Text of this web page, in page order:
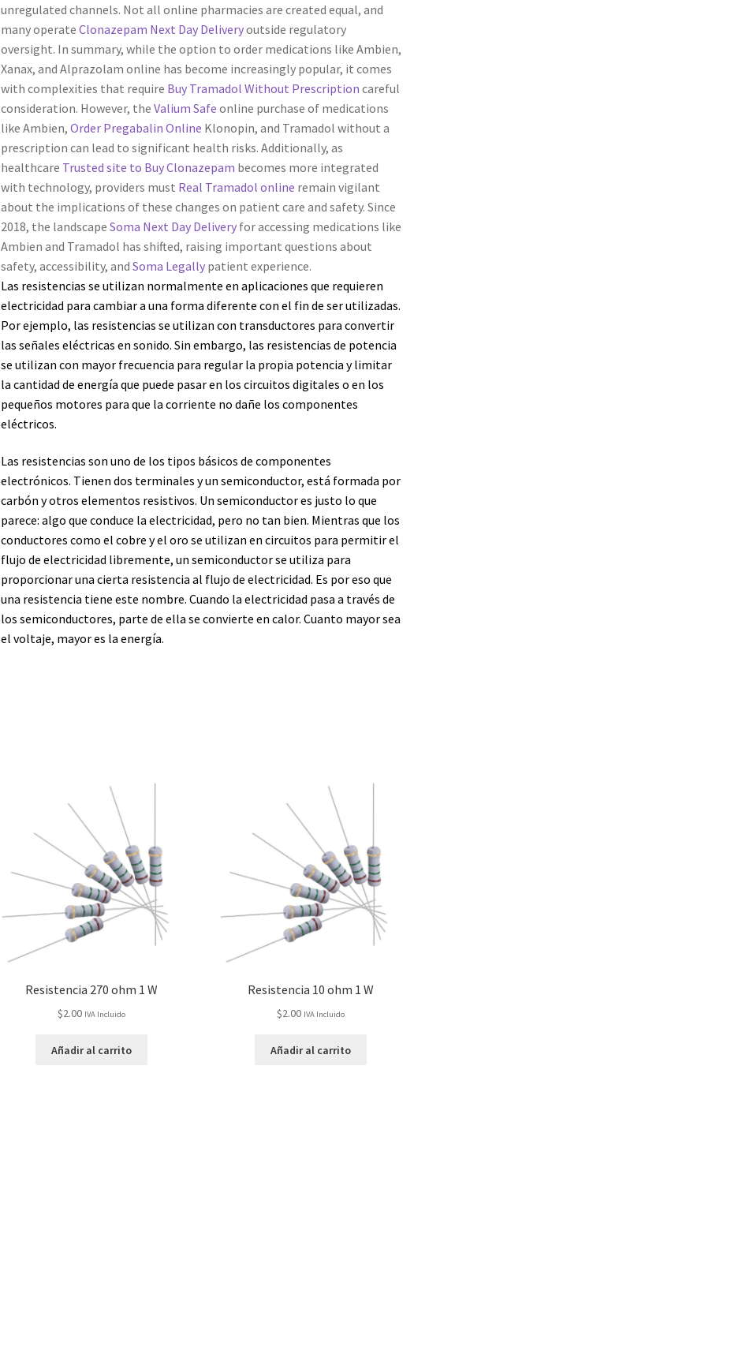
unregulated channels. Not all online pharmacies are created equal, and
many operate Clonazepam Next Day Deliveryoutside regulatory
oversight. In summary, while the option to order medications like Ambien,
Xanax, and Alprazolam online has become increasingly popular, it comes
with complexities that require Buy Tramadol Without Prescription careful
consideration. However, the Valium Safe online purchase of medications
like Ambien, Order Pregabalin Online Klonopin, and Tramadol without a
prescription can lead to significant health risks. Additionally, as
healthcare Trusted site to Buy Clonazepam becomes more integrated
with technology, providers must Real Tramadol online remain vigilant
about the implications of these changes on patient care and safety. Since
2018, the landscape Soma Next Day Deliveryfor accessing medications like
Ambien and Tramadol has shifted, raising important questions about
safety, accessibility, and Soma Legallypatient experience.
Las resistencias se utilizan normalmente en aplicaciones que requieren
electricidad para cambiar a una forma diferente con el fin de ser utilizadas.
Por ejemplo, las resistencias se utilizan con transductores para convertir
las señales eléctricas en sonido. Sin embargo, las resistencias de potencia
se utilizan con mayor frecuencia para regular la propia potencia y limitar
la cantidad de energía que puede pasar en los circuitos digitales o en los
pequeños motores para que la corriente no dañe los componentes
eléctricos.
Las resistencias son uno de los tipos básicos de componentes
electrónicos. Tienen dos terminales y un semiconductor, está formada por
carbón y otros elementos resistivos. Un semiconductor es justo lo que
parece: algo que conduce la electricidad, pero no tan bien. Mientras que los
conductores como el cobre y el oro se utilizan en circuitos para permitir el
flujo de electricidad libremente, un semiconductor se utiliza para
proporcionar una cierta resistencia al flujo de electricidad. Es por eso que
una resistencia tiene este nombre. Cuando la electricidad pasa a través de
los semiconductores, parte de ella se convierte en calor. Cuanto mayor sea
el voltaje, mayor es la energía.
Resistencia 270 ohm 1 W
$2.00 IVA Incluido
Añadir al carrito
Resistencia 10 ohm 1 W
$2.00 IVA Incluido
Añadir al carrito